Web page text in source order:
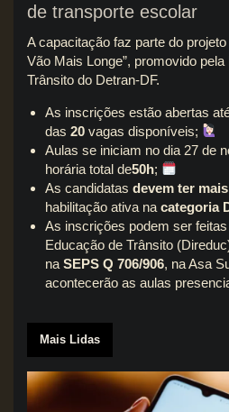
de transporte escolar
A capacitação faz parte do
Vão Mais Longe”, promovido
Trânsito do Detran-DF.
As inscrições estão abertas
das 20 vagas disponíveis;
Aulas se iniciam no dia 27 de
horária total de50h;
As candidatas devem ter
habilitação ativa na categoria
As inscrições podem ser
Educação de Trânsito
na SEPS Q 706/906, na Asa
acontecerão as aulas
Mais Lidas